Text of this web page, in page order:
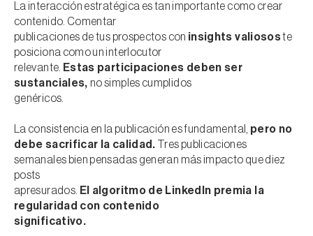
La interacción estratégica es tan importante como crear
contenido. Comentar
publicaciones de tus prospectos con insights valiososte
posiciona como un interlocutor
relevante. Estas participaciones deben ser
sustanciales, no simples cumplidos
genéricos.
La consistencia en la publicación es fundamental, pero no
debe sacrificar la calidad. Tres publicaciones
semanales bien pensadas generan más impacto que diez
posts
apresurados. El algoritmo de LinkedIn premia la
regularidad con contenido
significativo.